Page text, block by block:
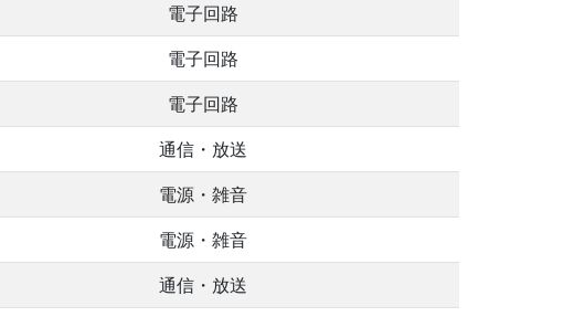
電子回路
電子回路
電子回路
通信・放送
電源・雑音
電源・雑音
通信・放送